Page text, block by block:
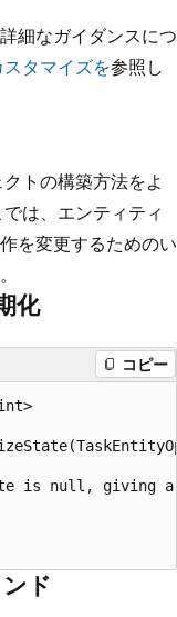
細なガイダンスにつ
タマイズを参照し
トの構築方法をよ
は、エンティティ
を変更するためのい
化
コピー
is null, giving
ド